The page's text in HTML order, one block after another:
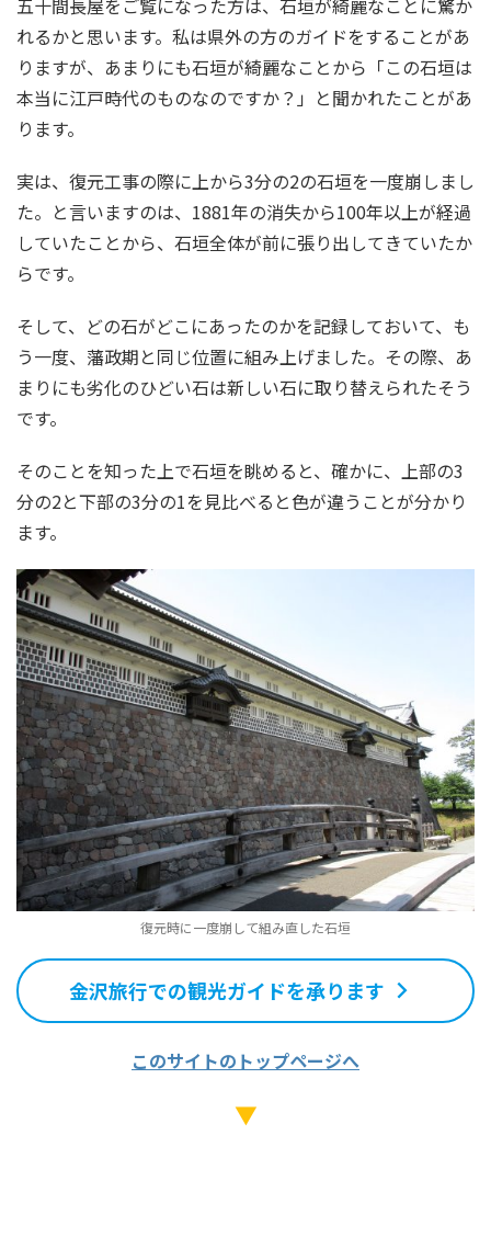
れるかと思います。私は県外の方のガイドをすることがあ
りますが、あまりにも石垣が綺麗なことから「この石垣は
本当に江戸時代のものなのですか？」と聞かれたことがあ
ります。
実は、復元工事の際に上から3分の2の石垣を一度崩しまし
た。と言いますのは、1881年の消失から100年以上が経過
していたことから、石垣全体が前に張り出してきていたか
らです。
そして、どの石がどこにあったのかを記録しておいて、も
う一度、藩政期と同じ位置に組み上げました。その際、あ
まりにも劣化のひどい石は新しい石に取り替えられたそう
です。
そのことを知った上で石垣を眺めると、確かに、上部の3
分の2と下部の3分の1を見比べると色が違うことが分かり
ます。
復元時に一度崩して組み直した石垣
金沢旅行での観光ガイドを承ります
このサイトのトップページへ
▼